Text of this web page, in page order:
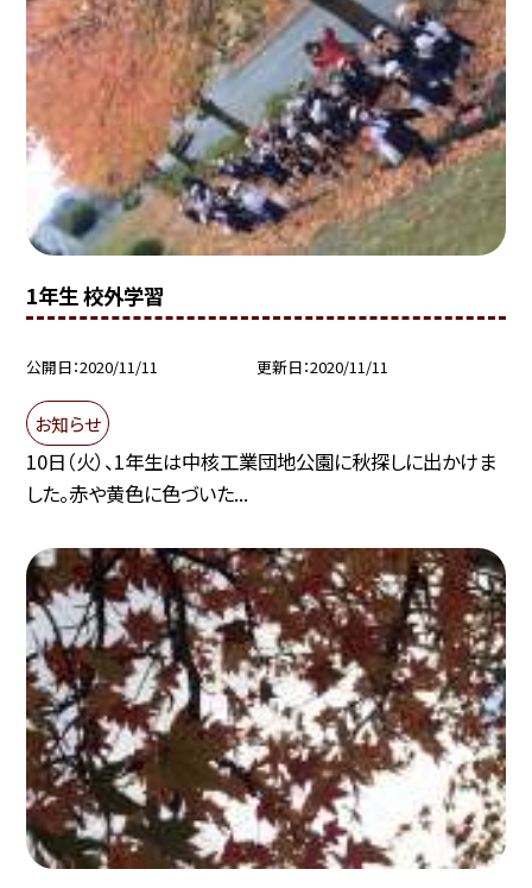
1年生 校外学習
公開日 2020/11/11 更新日 2020/11/11
お知らせ
10日（火）、1年生は中核工業団地公園に秋探しに出かけま
した。赤や黄色に色づいた...